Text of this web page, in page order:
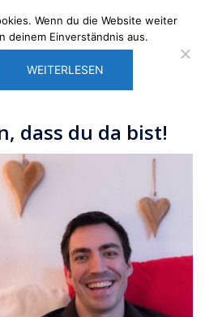
dass du da bist!
Wenn du die Website weiter
deinem Einverständnis aus.
WEITERLESEN